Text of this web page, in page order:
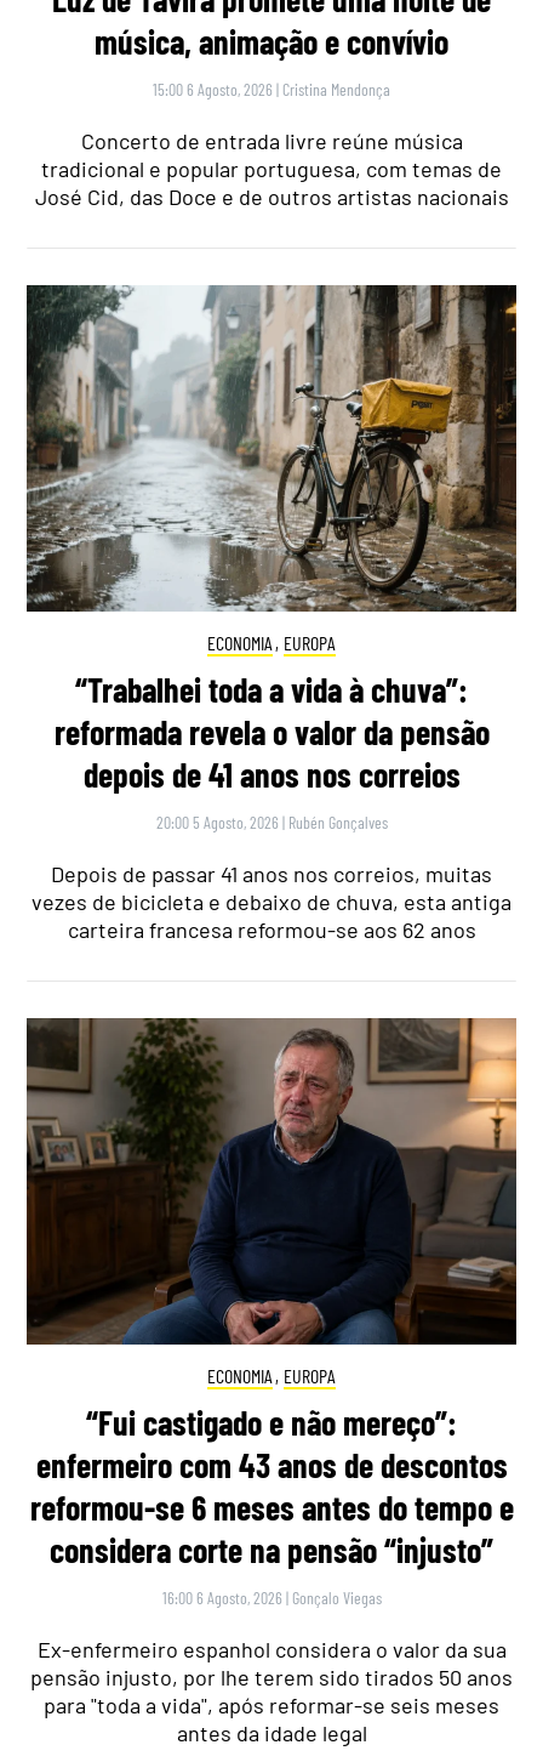
música, animação e convívio
15:00 6 Agosto, 2026 | Cristina Mendonça
Concerto de entrada livre reúne música
tradicional e popular portuguesa, com temas de
José Cid, das Doce e de outros artistas nacionais
ECONOMIA , EUROPA
“Trabalhei toda a vida à chuva”:
reformada revela o valor da pensão
depois de 41 anos nos correios
20:00 5 Agosto, 2026 | Rubén Gonçalves
Depois de passar 41 anos nos correios, muitas
vezes de bicicleta e debaixo de chuva, esta antiga
carteira francesa reformou-se aos 62 anos
ECONOMIA , EUROPA
“Fui castigado e não mereço”:
enfermeiro com 43 anos de descontos
reformou-se 6 meses antes do tempo e
considera corte na pensão “injusto”
16:00 6 Agosto, 2026 | Gonçalo Viegas
Ex-enfermeiro espanhol considera o valor da sua
pensão injusto, por lhe terem sido tirados 50 anos
para "toda a vida", após reformar-se seis meses
antes da idade legal